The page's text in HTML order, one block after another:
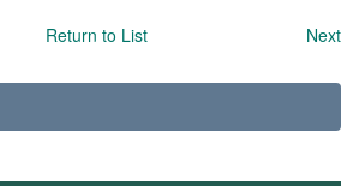
Return to List Next